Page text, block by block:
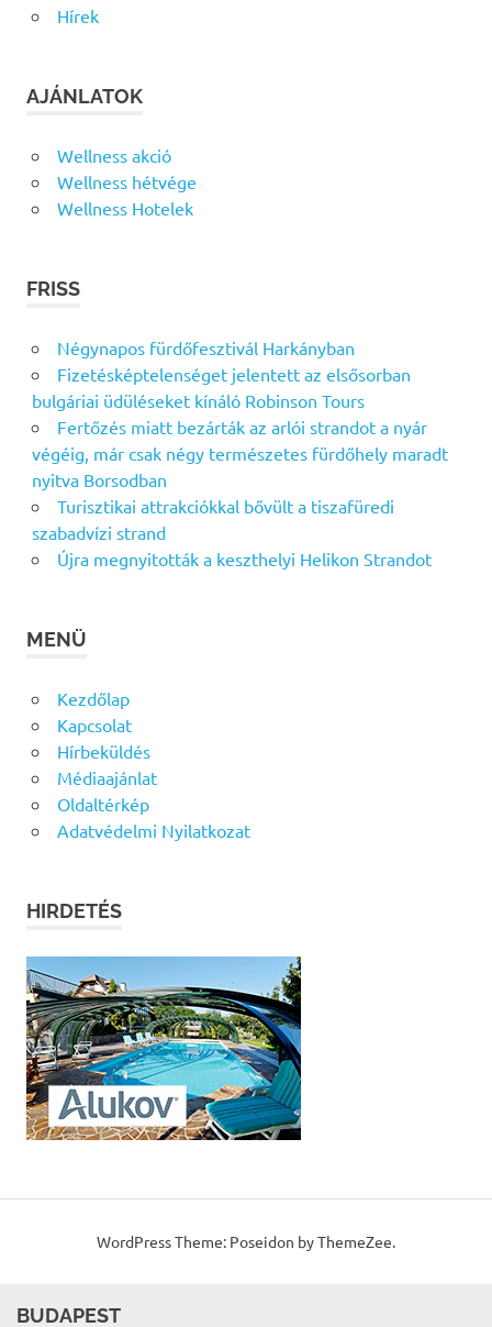
Hírek
AJÁNLATOK
Wellness akció
Wellness hétvége
Wellness Hotelek
FRISS
Négynapos fürdőfesztivál Harkányban
Fizetésképtelenséget jelentett az elsősorban
bulgáriai üdüléseket kínáló Robinson Tours
Fertőzés miatt bezárták az arlói strandot a nyár
végéig, már csak négy természetes fürdőhely maradt
nyitva Borsodban
Turisztikai attrakciókkal bővült a tiszafüredi
szabadvízi strand
Újra megnyitották a keszthelyi Helikon Strandot
MENÜ
Kezdőlap
Kapcsolat
Hírbeküldés
Médiaajánlat
Oldaltérkép
Adatvédelmi Nyilatkozat
HIRDETÉS
WordPress Theme: Poseidon by ThemeZee.
BUDAPEST